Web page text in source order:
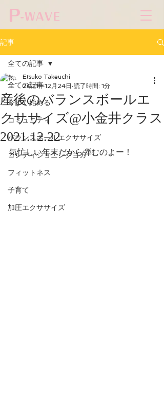
記事
全ての記事
今すぐ始める
コミュニティ
バランスボールエクササイズ
コンディショニングヨガ
フィットネス
子育て
加圧エクササイズ
全ての記事
産後のバランスボールエ
クササイズ@小金井クラス
2021.12.22
Etsuko Takeuchi
2021年12月24日 読了時間: 1分
気忙しい年末だから弾むのよー！